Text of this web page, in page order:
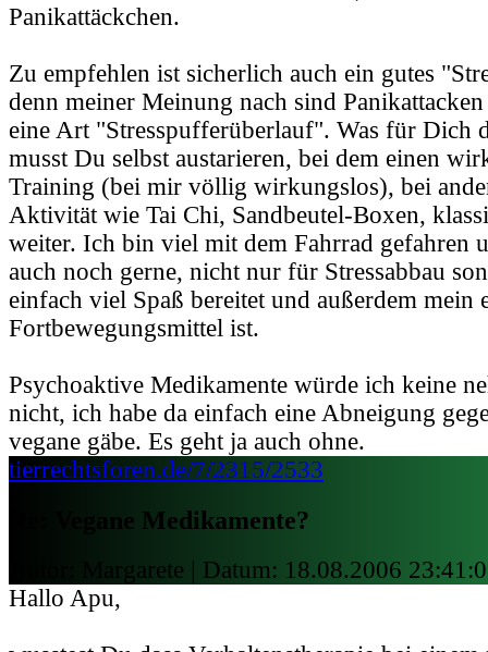
Panikattäckchen.
Zu empfehlen ist sicherlich auch ein gutes
denn meiner Meinung nach sind
eine Art "Stresspufferüberlauf". Was für Dich
musst Du selbst austarieren, bei dem einen
Training (bei mir völlig wirkungslos), bei
Aktivität wie Tai Chi, Sandbeutel-Boxen,
weiter. Ich bin viel mit dem Fahrrad gefahren
auch noch gerne, nicht nur für Stressabbau
einfach viel Spaß bereitet und außerdem mein
Fortbewegungsmittel ist.
Psychoaktive Medikamente würde ich keine
nicht, ich habe da einfach eine Abneigung
vegane gäbe. Es geht ja auch ohne.
tierrechtsforen.de/7/2315/2533
Re: Vegane Medikamente?
Autor: Margarete | Datum: 18.08.2006
Hallo Apu,